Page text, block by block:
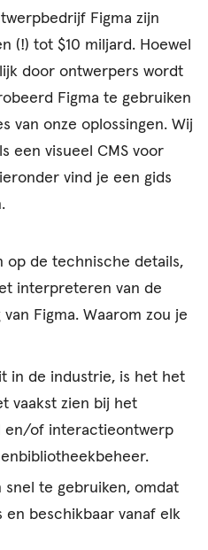
Figma zijn
(!) tot $10 miljard. Hoewel
door ontwerpers wordt
Figma te gebruiken
van onze oplossingen. Wij
een visueel CMS voor
vind je een gids
op de technische details,
interpreteren van de
Figma. Waarom zou je
in de industrie, is het het
vaakst zien bij het
en/of interactieontwerp
snel te gebruiken, omdat
en beschikbaar vanaf elk